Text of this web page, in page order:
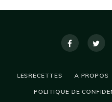
LESRECETTES A PROPOS
POLITIQUE DE